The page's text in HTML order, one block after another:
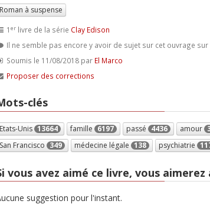
Roman à suspense
1 erlivre de la série Clay Edison
Il ne semble pas encore y avoir de sujet sur cet ouvrage sur
Soumis le 11/08/2018 par El Marco
Proposer des corrections
clés
Etats-Unis 13664 famille 6197 passé 4436 amour
San Francisco 349 médecine légale 138 psychiatrie
vous avez aimé ce livre, vous aimerez
suggestion pour l'instant.